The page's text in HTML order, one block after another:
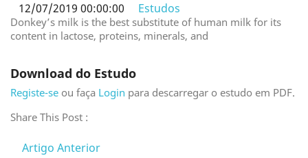
12/07/2019 00:00:00 Estudos
Donkey’s milk is the best substitute of human milk for its
content in lactose, proteins, minerals, and
Download do Estudo
Registe-se ou faça Login para descarregar o estudo em PDF.
Share This Post :
Artigo Anterior